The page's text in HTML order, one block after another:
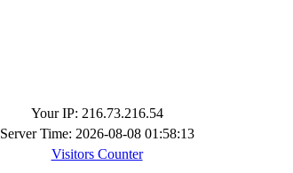
Your IP: 216.73.216.54
Server Time: 2026-08-08 01:58:13
Visitors Counter